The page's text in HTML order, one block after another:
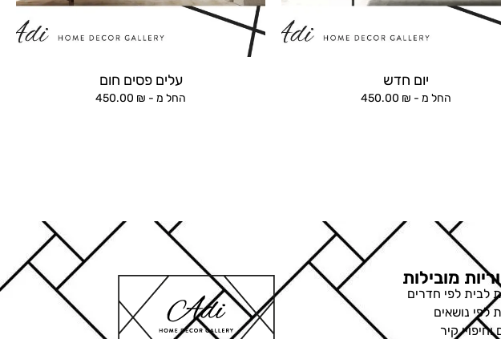
יום חדש
החל מ - 450.00 ₪
עלים פסים חום
החל מ - 450.00 ₪
מובילות
לבית לפי חדרים
לפי נושאים
קיר